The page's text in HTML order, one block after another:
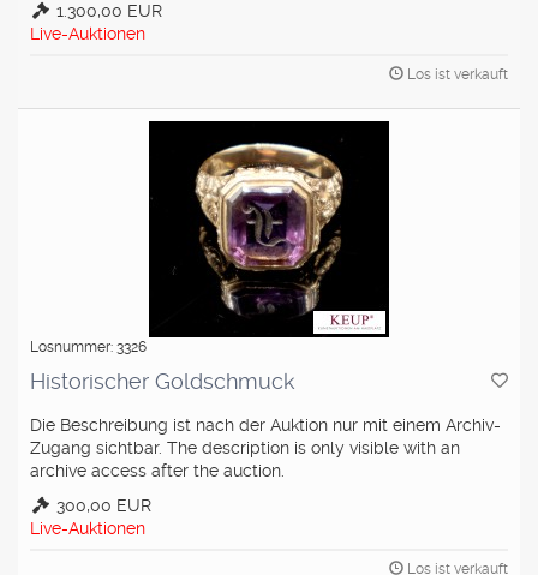
1.300,00 EUR
Live-Auktionen
Los ist verkauft
Losnummer: 3326
Historischer Goldschmuck
Die Beschreibung ist nach der Auktion nur mit einem Archiv-
Zugang sichtbar. The description is only visible with an
archive access after the auction.
300,00 EUR
Live-Auktionen
Los ist verkauft